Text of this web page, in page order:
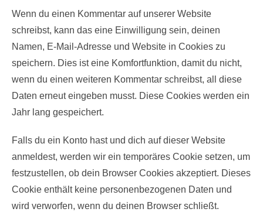
Wenn du einen Kommentar auf unserer Website
schreibst, kann das eine Einwilligung sein, deinen
Namen, E-Mail-Adresse und Website in Cookies zu
speichern. Dies ist eine Komfortfunktion, damit du nicht,
wenn du einen weiteren Kommentar schreibst, all diese
Daten erneut eingeben musst. Diese Cookies werden ein
Jahr lang gespeichert.
Falls du ein Konto hast und dich auf dieser Website
anmeldest, werden wir ein temporäres Cookie setzen, um
festzustellen, ob dein Browser Cookies akzeptiert. Dieses
Cookie enthält keine personenbezogenen Daten und
wird verworfen, wenn du deinen Browser schließt.